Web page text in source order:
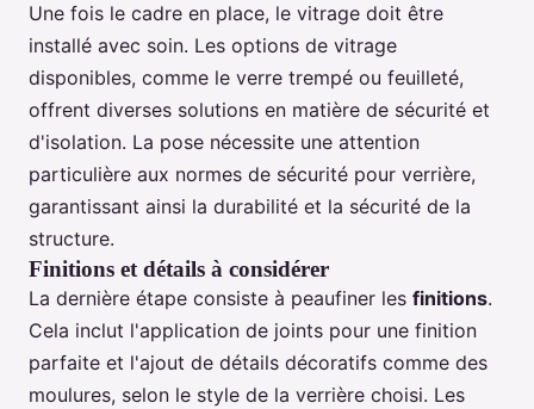
Une fois le cadre en place, le vitrage doit être
installé avec soin. Les options de vitrage
disponibles, comme le verre trempé ou feuilleté,
offrent diverses solutions en matière de sécurité et
d'isolation. La pose nécessite une attention
particulière aux normes de sécurité pour verrière,
garantissant ainsi la durabilité et la sécurité de la
structure.
Finitions et détails à considérer
La dernière étape consiste à peaufiner les finitions.
Cela inclut l'application de joints pour une finition
parfaite et l'ajout de détails décoratifs comme des
moulures, selon le style de la verrière choisi. Les